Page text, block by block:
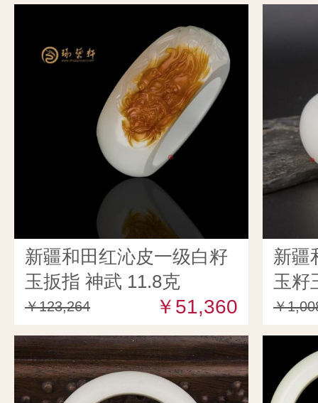
新疆和田红沁皮一级白籽
玉扳指 神武 11.8克
￥123,264 ￥51,360
新疆
玉籽
￥